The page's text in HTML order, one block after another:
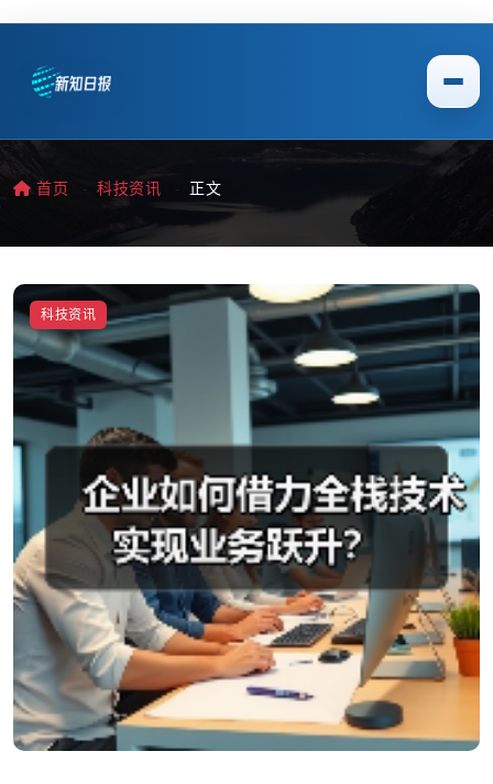
首页 科技资讯 正文
科技资讯